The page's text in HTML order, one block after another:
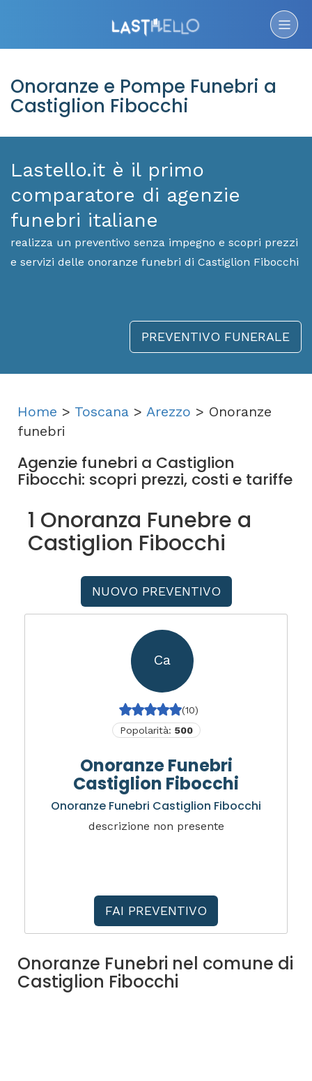
Onoranze e Pompe Funebri a
Castiglion Fibocchi
Lastello.it è il primo
comparatore di agenzie
funebri italiane
realizza un preventivo senza impegno e scopri prezzi
e servizi delle onoranze funebri di Castiglion Fibocchi
PREVENTIVO FUNERALE
Home > Toscana > Arezzo > Onoranze
funebri
Agenzie funebri a Castiglion
Fibocchi: scopri prezzi, costi e tariffe
1 Onoranza Funebre a
Castiglion Fibocchi
NUOVO PREVENTIVO
Ca
(10)
Popolarità: 500
Onoranze Funebri
Castiglion Fibocchi
Onoranze Funebri Castiglion Fibocchi
descrizione non presente
FAI PREVENTIVO
Onoranze Funebri nel comune di
Castiglion Fibocchi